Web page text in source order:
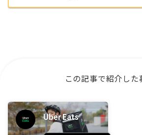
この記事で紹介した
Uber Eats